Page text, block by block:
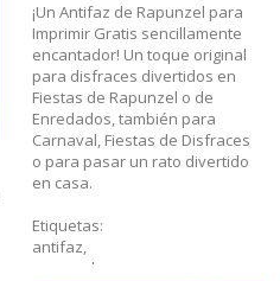
¡Un Antifaz de Rapunzel para
Imprimir Gratis sencillamente
encantador! Un toque original
para disfraces divertidos en
Fiestas de Rapunzel o de
Enredados, también para
Carnaval, Fiestas de Disfraces
o para pasar un rato divertido
en casa.
Etiquetas:
antifaz,
carnaval,